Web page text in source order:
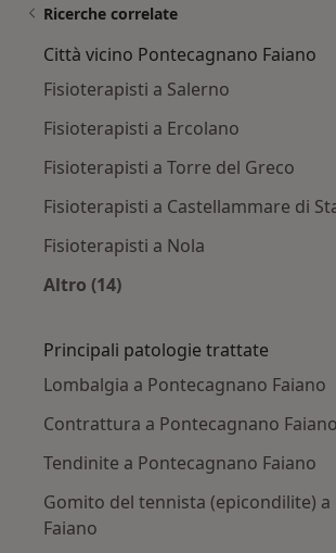
Ricerche correlate
Città vicino Pontecagnano Faiano
Fisioterapisti a Salerno
Fisioterapisti a Ercolano
Fisioterapisti a Torre del Greco
Fisioterapisti a Castellammare di
Fisioterapisti a Nola
Altro (14)
Principali patologie trattate
Lombalgia a Pontecagnano Faiano
Contrattura a Pontecagnano Faiano
Tendinite a Pontecagnano Faiano
Gomito del tennista (epicondilite)
Faiano